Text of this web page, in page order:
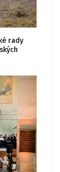
rady